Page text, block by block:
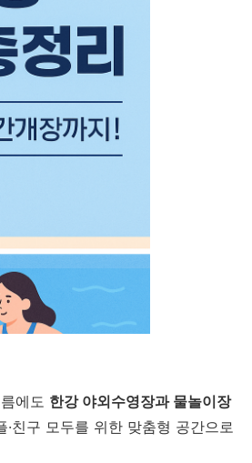
에도 한강 야외수영장과 물놀이장
·친구 모두를 위한 맞춤형 공간으로